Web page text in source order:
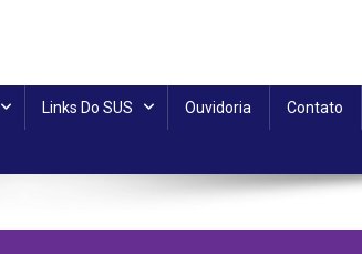
Links Do SUS Ouvidoria Contato